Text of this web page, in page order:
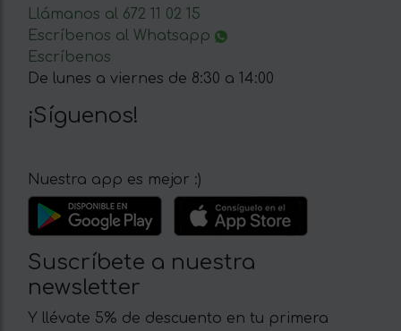
Llámanos al 672 11 02 15
Escríbenos al Whatsapp
Escríbenos
De lunes a viernes de 8:30 a 14:00
¡Síguenos!
Nuestra app es mejor :)
Suscríbete a nuestra
newsletter
Y llévate 5% de descuento en tu primera